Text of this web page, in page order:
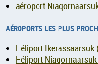
aéroport
aéroports les plus
Héliport Ikerassaarsuk